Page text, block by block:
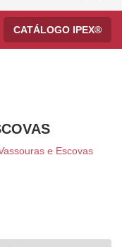
CATÁLOGO IPEX®
e Escovas